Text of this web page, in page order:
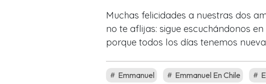
Muchas felicidades a nuestras dos
no te aflijas: sigue escuchándonos
porque todos los días tenemos
Emmanuel Emmanuel En Chile